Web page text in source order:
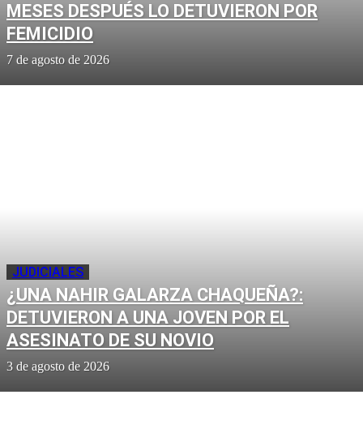
MESES DESPUÉS LO DETUVIERON POR
FEMICIDIO
7 de agosto de 2026
JUDICIALES
¿UNA NAHIR GALARZA CHAQUEÑA?:
DETUVIERON A UNA JOVEN POR EL
ASESINATO DE SU NOVIO
3 de agosto de 2026